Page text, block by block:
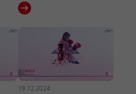
19.12.2024